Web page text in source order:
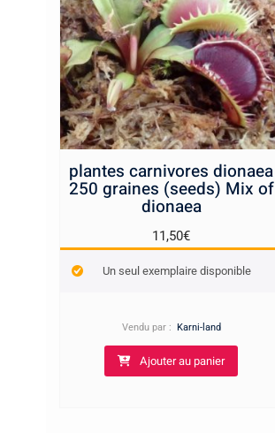
plantes carnivores dionaea
250 graines (seeds) Mix of
dionaea
11,50€
Un seul exemplaire disponible
Vendu par : Karni-land
Ajouter au panier